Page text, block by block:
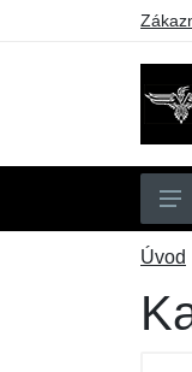
Úvod